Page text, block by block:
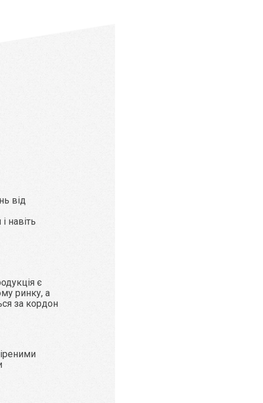
від
навіть
є
ринку, а
за кордон